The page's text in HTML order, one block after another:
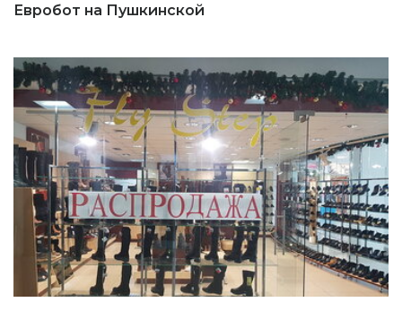
Евробот на Пушкинской